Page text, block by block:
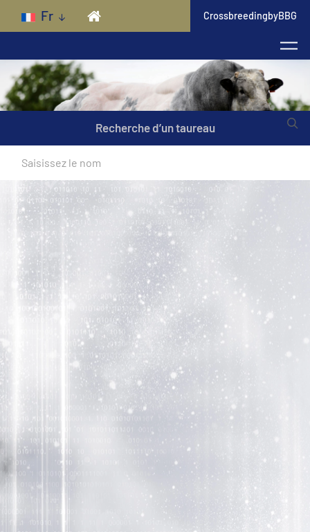
Skip to main content
Fr CrossbreedingbyBBG
Recherche d’un taureau